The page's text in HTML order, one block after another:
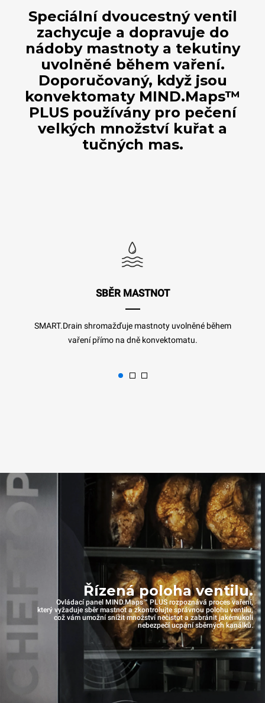
Speciální dvoucestný ventil
zachycuje a dopravuje do
nádoby mastnoty a tekutiny
uvolněné během vaření.
Doporučovaný, když jsou
konvektomaty MIND.Maps™
PLUS používány pro pečení
velkých množství kuřat a
tučných mas.
SBĚR MASTNOT
SMART.Drain shromažďuje mastnoty uvolněné během
vaření přímo na dně konvektomatu.
Řízená poloha ventilu.
Ovládací panel MIND.Maps™ PLUS rozpoznává proces vaření,
který vyžaduje sběr mastnot a zkontrolujte správnou polohu ventilu,
což vám umožní snížit množství nečistot a zabránit jakémukoli
nebezpečí ucpání sběrných kanálků.